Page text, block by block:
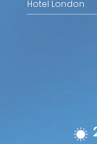
Hotel London